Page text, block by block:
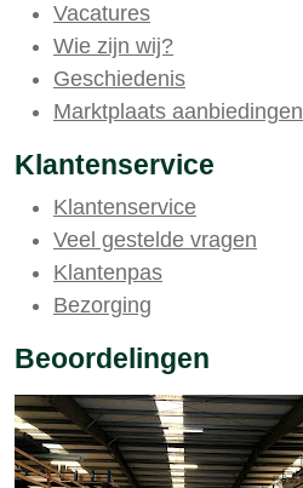
Vacatures
Wie zijn wij?
Geschiedenis
Marktplaats aanbiedingen
Klantenservice
Klantenservice
Veel gestelde vragen
Klantenpas
Bezorging
Beoordelingen